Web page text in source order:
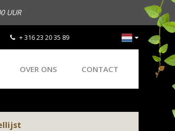
UUR
+ 316 23 20 35 89
OVER ONS CONTACT